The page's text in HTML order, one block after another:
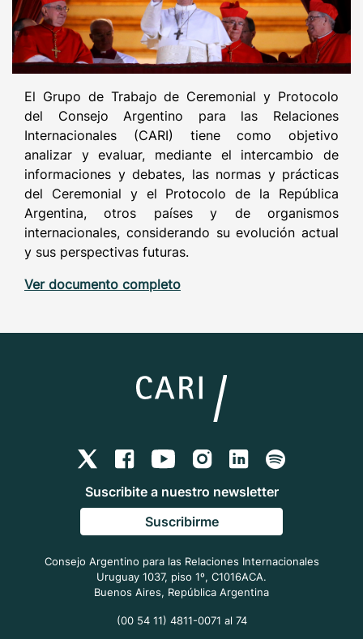
El Grupo de Trabajo de Ceremonial y Protocolo
del Consejo Argentino para las Relaciones
Internacionales (CARI) tiene como objetivo
analizar y evaluar, mediante el intercambio de
informaciones y debates, las normas y prácticas
del Ceremonial y el Protocolo de la República
Argentina, otros países y de organismos
internacionales, considerando su evolución actual
y sus perspectivas futuras.
Ver documento completo
Consejo Argentino para las Relaciones Internacionales
Uruguay 1037, piso 1º, C1016ACA.
Buenos Aires, República Argentina
(00 54 11) 4811-0071 al 74
Suscribite a nuestro newsletter
Suscribirme